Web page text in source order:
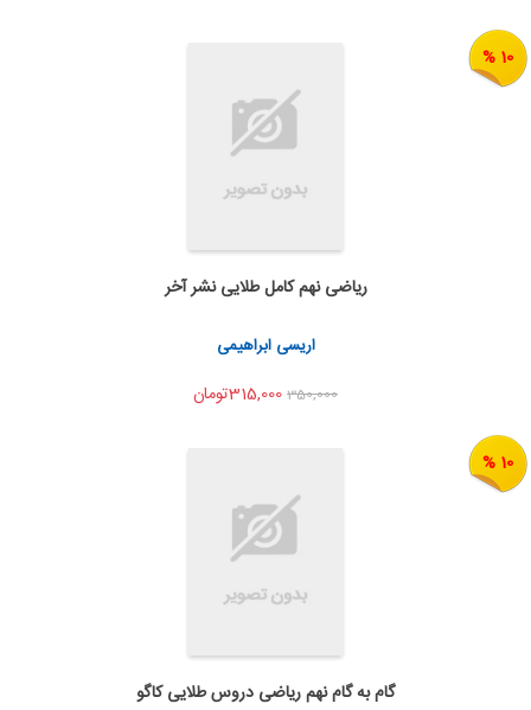
10 %
به من اطلاع بده
اشتراک گذاری
ریاضی نهم کامل طلایی نشر آخر
اریسی ابراهیمی
350,000
10 %
به من اطلاع بده
گام به گام نهم ریاضی دروس طلایی کاگو